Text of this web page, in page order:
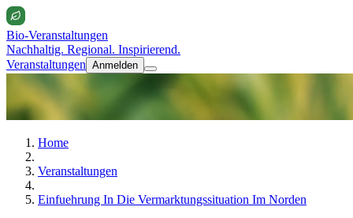
Bio-Veranstaltungen
Nachhaltig. Regional. Inspirierend.
Veranstaltungen Anmelden
Home
Veranstaltungen
Einfuehrung In Die Vermarktungssituation Im Norden